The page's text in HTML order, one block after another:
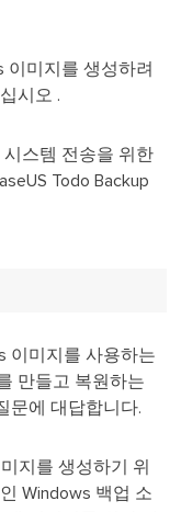
이미지를 생성하려
시오 .
스템 전송을 위한
Todo Backup
이미지를 사용하는
만들고 복원하는
문에 대답합니다.
지를 생성하기 위
Windows 백업 소